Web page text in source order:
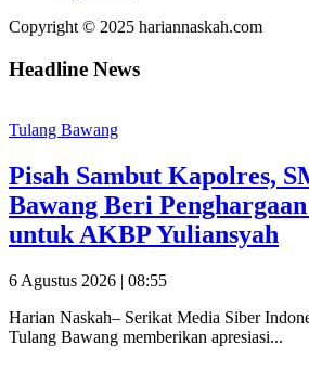
Copyright © 2025 hariannaskah.com
Headline News
Tulang Bawang
Pisah Sambut Kapolres,
Bawang Beri
untuk AKBP Yuliansyah
6 Agustus 2026 | 08:55
Harian Naskah– Serikat Media Siber
Tulang Bawang memberikan apresiasi...